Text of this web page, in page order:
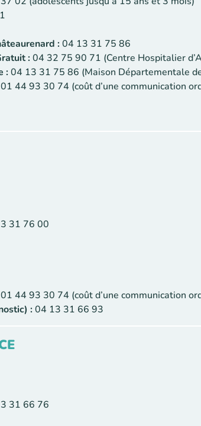
:04 13 31 75 86
:04 32 75 90 71 (Centre Hospitalier
:04 13 31 75 86 (Maison Départementale
44 93 30 74 (coût d’une communication
31 76 00
44 93 30 74 (coût d’une communication
:04 13 31 66 93
31 66 76